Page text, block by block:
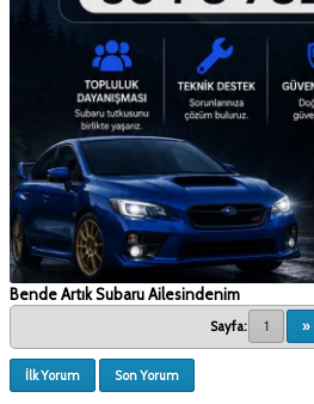
Bende Artık Subaru Ailesindenim
Sayfa: 1 »
İlk Yorum Son Yorum